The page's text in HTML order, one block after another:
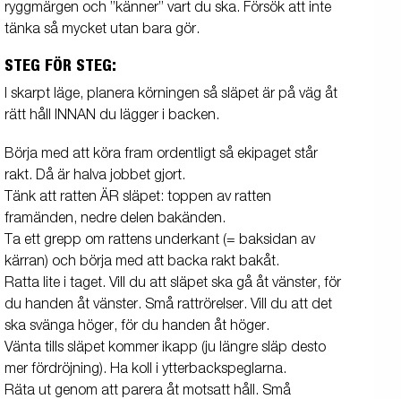
ryggmärgen och ”känner” vart du ska. Försök att inte
tänka så mycket utan bara gör.
STEG FÖR STEG:
I skarpt läge, planera körningen så släpet är på väg åt
rätt håll INNAN du lägger i backen.
Börja med att köra fram ordentligt så ekipaget står
rakt. Då är halva jobbet gjort.
Tänk att ratten ÄR släpet: toppen av ratten
framänden, nedre delen bakänden.
Ta ett grepp om rattens underkant (= baksidan av
kärran) och börja med att backa rakt bakåt.
Ratta lite i taget. Vill du att släpet ska gå åt vänster, för
du handen åt vänster. Små rattrörelser. Vill du att det
ska svänga höger, för du handen åt höger.
Vänta tills släpet kommer ikapp (ju längre släp desto
mer fördröjning). Ha koll i ytterbackspeglarna.
Räta ut genom att parera åt motsatt håll. Små